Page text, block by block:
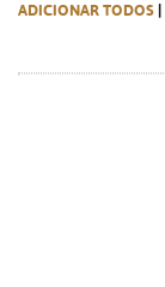
ADICIONAR TODOS